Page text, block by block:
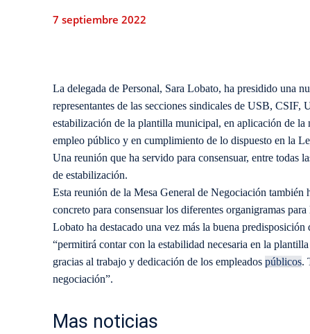
7 septiembre 2022
La delegada de Personal, Sara Lobato, ha presidido una
representantes de las secciones sindicales de USB,
estabilización de la plantilla municipal, en aplicación de
empleo público y en cumplimiento de lo dispuesto en la
Una reunión que ha servido para consensuar, entre todas
de estabilización.
Esta reunión de la Mesa General de Negociación
concreto para consensuar los diferentes organigramas
Lobato ha destacado una vez más la buena predisposición
“permitirá contar con la estabilidad necesaria en la
gracias al trabajo y dedicación de los empleados públicos.
negociación”.
Mas noticias